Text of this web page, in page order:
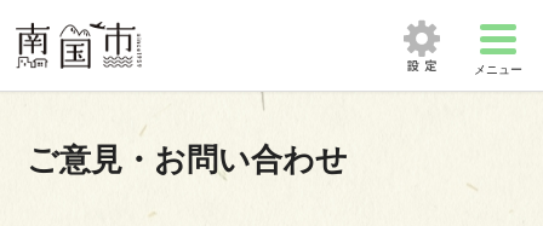
メニュー
ご意見・お問い合わせ